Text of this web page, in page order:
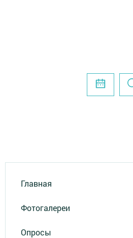
Главная
Фотогалереи
Опросы